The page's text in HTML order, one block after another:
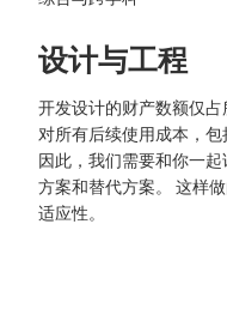
设计与工程
开发设计的财产数额仅
对所有后续使用成本，包
因此，我们需要和你一
方案和替代方案。 这样
适应性。